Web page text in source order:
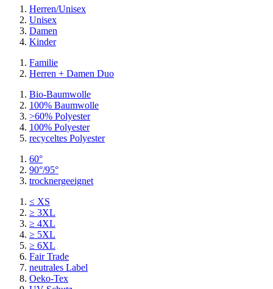
Herren/Unisex
Unisex
Damen
Kinder
Familie
Herren + Damen Duo
Bio-Baumwolle
100% Baumwolle
>60% Polyester
100% Polyester
recyceltes Polyester
60°
90°/95°
trocknergeeignet
≤ XS
≥ 3XL
≥ 4XL
≥ 5XL
≥ 6XL
Fair Trade
neutrales Label
Oeko-Tex